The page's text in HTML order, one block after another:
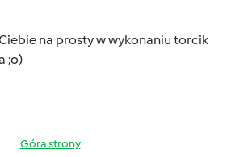
na prosty w wykonaniu torcik
;o)
Góra strony